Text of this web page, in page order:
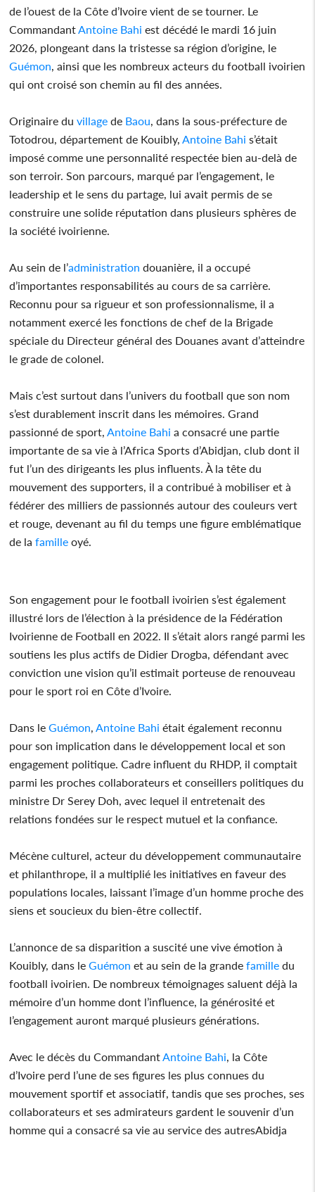
de l’ouest de la Côte d’Ivoire vient de se tourner. Le
Commandant Antoine Bahi est décédé le mardi 16 juin
2026, plongeant dans la tristesse sa région d’origine, le
Guémon , ainsi que les nombreux acteurs du football ivoirien
qui ont croisé son chemin au fil des années.
Originaire duvillage de Baou , dans la sous-préfecture de
Totodrou, département de Kouibly, Antoine Bahi s’était
imposé comme une personnalité respectée bien au-delà de
son terroir. Son parcours, marqué par l’engagement, le
leadership et le sens du partage, lui avait permis de se
construire une solide réputation dans plusieurs sphères de
la société ivoirienne.
Au sein de l’administration douanière, il a occupé
d’importantes responsabilités au cours de sa carrière.
Reconnu pour sa rigueur et son professionnalisme, il a
notamment exercé les fonctions de chef de la Brigade
spéciale du Directeur général des Douanes avant d’atteindre
le grade de colonel.
Mais c’est surtout dans l’univers du football que son nom
s’est durablement inscrit dans les mémoires. Grand
passionné de sport, Antoine Bahi a consacré une partie
importante de sa vie à l’Africa Sports d’Abidjan, club dont il
fut l’un des dirigeants les plus influents. À la tête du
mouvement des supporters, il a contribué à mobiliser et à
fédérer des milliers de passionnés autour des couleurs vert
et rouge, devenant au fil du temps une figure emblématique
de lafamille oyé.
Son engagement pour le football ivoirien s’est également
illustré lors de l’élection à la présidence de la Fédération
Ivoirienne de Football en 2022. Il s’était alors rangé parmi les
soutiens les plus actifs de Didier Drogba, défendant avec
conviction une vision qu’il estimait porteuse de renouveau
pour le sport roi en Côte d’Ivoire.
Dans leGuémon Antoine Bahi était également reconnu
pour son implication dans le développement local et son
engagement politique. Cadre influent du RHDP, il comptait
parmi les proches collaborateurs et conseillers politiques du
ministre Dr Serey Doh, avec lequel il entretenait des
relations fondées sur le respect mutuel et la confiance.
Mécène culturel, acteur du développement communautaire
et philanthrope, il a multiplié les initiatives en faveur des
populations locales, laissant l’image d’un homme proche des
siens et soucieux du bien-être collectif.
L’annonce de sa disparition a suscité une vive émotion à
Kouibly, dans leGuémon et au sein de la grandefamille du
football ivoirien. De nombreux témoignages saluent déjà la
mémoire d’un homme dont l’influence, la générosité et
l’engagement auront marqué plusieurs générations.
Avec le décès du Commandant Antoine Bahi , la Côte
d’Ivoire perd l’une de ses figures les plus connues du
mouvement sportif et associatif, tandis que ses proches, ses
collaborateurs et ses admirateurs gardent le souvenir d’un
homme qui a consacré sa vie au service des autresAbidja